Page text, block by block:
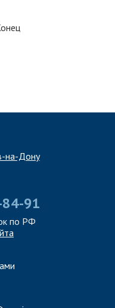
на-Дону
91
по РФ